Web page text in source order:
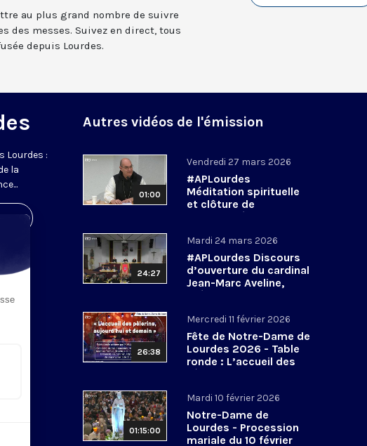
au plus grand nombre de suivre
des messes. Suivez en direct, tous
depuis Lourdes.
Lourdes :
la
Autres vidéos de l'émission
01:00
Vendredi 27 mars 2026
#APLourdes
Méditation spirituelle
et clôture de
l’Assemblée des
mars 2026
24:27
Mardi 24 mars 2026
#APLourdes Discours
d’ouverture du cardinal
Jean-Marc Aveline,
président de la CEF -
26:38
Mercredi 11 février 2026
Fête de Notre-Dame de
Lourdes 2026 - Table
ronde : L’accueil des
pèlerins, aujourd’hui et
01:15:00
Mardi 10 février 2026
Notre-Dame de
Lourdes - Procession
mariale du 10 février